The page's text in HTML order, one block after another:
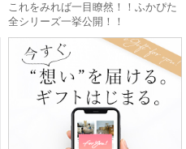
これをみれば一目瞭然！！ふかぴた
全シリーズ一挙公開！！